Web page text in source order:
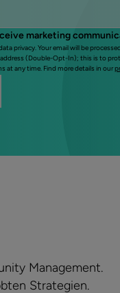
marketing
privacy. Your email will be
(Double-Opt-In); this is to
at any time. Find more details in our
Management.
Strategien.